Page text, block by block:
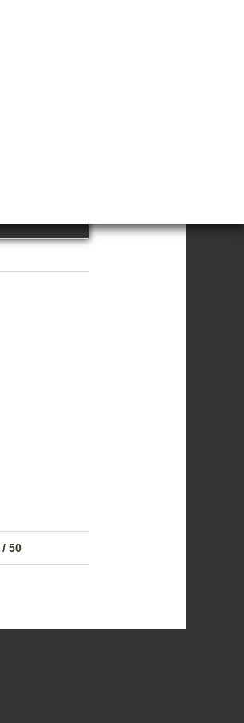
/ 50